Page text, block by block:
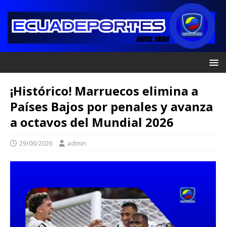
¡Histórico! Marruecos elimina a
Países Bajos por penales y avanza
a octavos del Mundial 2026
29/06/2026 admin